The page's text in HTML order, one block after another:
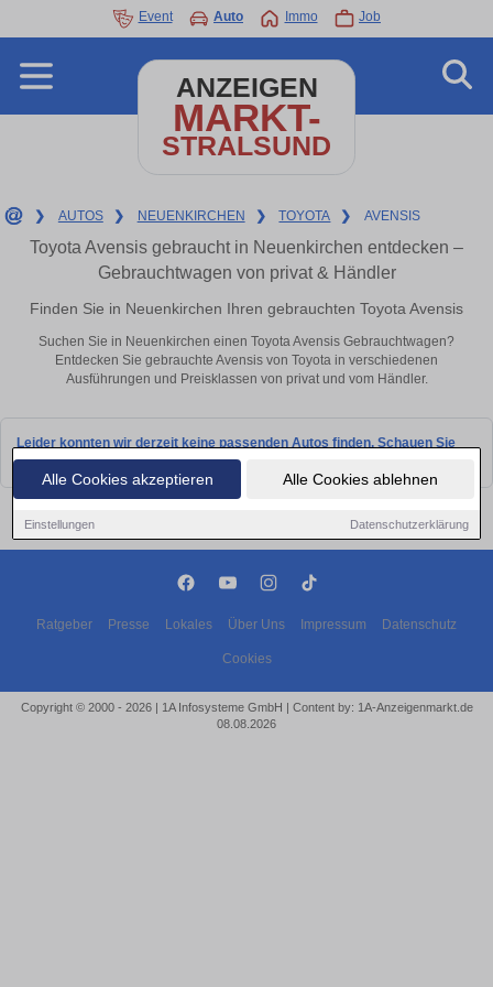
Alle Cookies akzeptieren Alle Cookies ablehnen
Einstellungen Datenschutzerklärung
Event Auto Immo Job
ANZEIGEN
MARKT-
STRALSUND
❯ AUTOS ❯ NEUENKIRCHEN ❯ TOYOTA ❯ AVENSIS
Toyota Avensis gebraucht in Neuenkirchen entdecken –
Gebrauchtwagen von privat & Händler
Finden Sie in Neuenkirchen Ihren gebrauchten Toyota Avensis
Suchen Sie in Neuenkirchen einen Toyota Avensis Gebrauchtwagen?
Entdecken Sie gebrauchte Avensis von Toyota in verschiedenen
Ausführungen und Preisklassen von privat und vom Händler.
Leider konnten wir derzeit keine passenden Autos finden. Schauen Sie
bald wieder vorbei!
Ratgeber Presse Lokales Über Uns Impressum Datenschutz
Cookies
Copyright © 2000 - 2026 | 1A Infosysteme GmbH | Content by: 1A-Anzeigenmarkt.de
08.08.2026